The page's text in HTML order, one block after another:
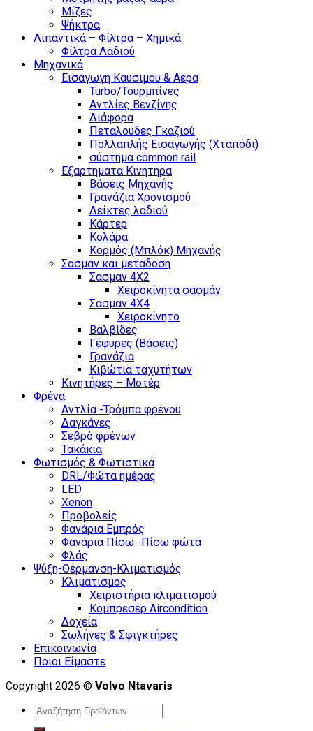
Μίζες
Ψήκτρα
Λιπαντικά – Φίλτρα – Χημικά
Φίλτρα Λαδιού
Μηχανικά
Εισαγωγη Καυσιμου & Αερα
Turbo/Τουρμπίνες
Αντλίες Βενζίνης
Διάφορα
Πεταλούδες Γκαζιού
Πολλαπλής Εισαγωγής (Χταπόδι)
σύστημα common rail
Εξαρτηματα Κινητηρα
Βάσεις Μηχανής
Γρανάζια Χρονισμού
Δείκτες λαδιού
Κάρτερ
Κολάρα
Κορμός (Μπλόκ) Μηχανής
Σασμαν και μεταδοση
Σασμαν 4Χ2
Χειροκίνητα σασμάν
Σασμαν 4Χ4
Χειροκίνητο
Βαλβίδες
Γέφυρες (Βάσεις)
Γρανάζια
Κιβώτια ταχυτήτων
Κινητήρες – Μοτέρ
Φρένα
Αντλία -Τρόμπα φρένου
Δαγκάνες
Σεβρό φρένων
Τακάκια
Φωτισμός & Φωτιστικά
DRL/Φώτα ημέρας
LED
Xenon
Προβολείς
Φανάρια Εμπρός
Φανάρια Πίσω -Πίσω φώτα
Φλάς
Ψύξη-Θέρμανση-Κλιματισμός
Κλιματισμος
Χειριστήρια κλιματισμού
Κομπρεσέρ Aircondition
Δοχεία
Σωλήνες & Σφιγκτήρες
Επικοινωνία
Ποιοι Είμαστε
Copyright 2026 © Volvo Ntavaris
Search